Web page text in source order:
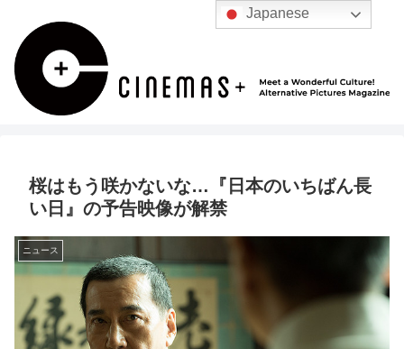
桜はもう咲かないな…『日本のいちばん長
い日』の予告映像が解禁
ニュース
Japanese